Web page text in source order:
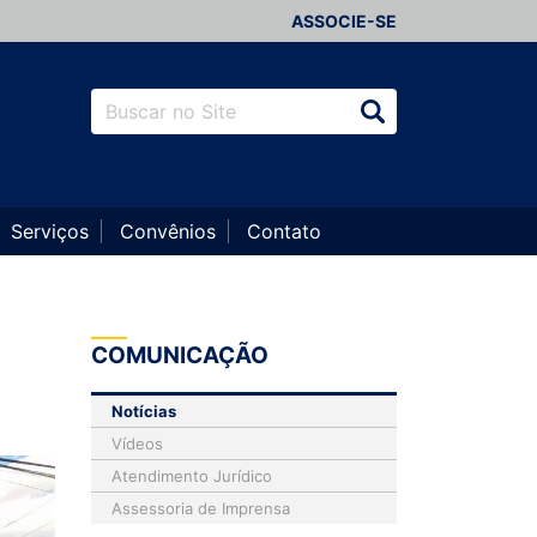
ASSOCIE-SE
Serviços Convênios Contato
COMUNICAÇÃO
Notícias
Vídeos
Atendimento Jurídico
Assessoria de Imprensa